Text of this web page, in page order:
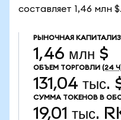
составляет 1,46 млн $.
РЫНОЧНАЯ
1,46 млн $
ОБЪЕМ ТОРГОВЛИ (24
131,04 тыс.
СУММА ТОКЕНОВ В
19,01 тыс.